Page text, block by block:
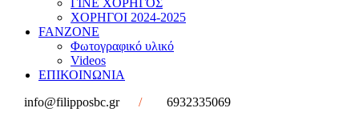
ΓΙΝΕ ΧΟΡΗΓΟΣ
ΧΟΡΗΓΟΙ 2024-2025
FANZONE
Φωτογραφικό υλικό
Videos
ΕΠΙΚΟΙΝΩΝΙΑ
info@filipposbc.gr
/ 6932335069